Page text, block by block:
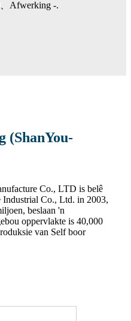
Afwerking -.
(ShanYou-
Co., LTD is belê
Industrial Co., Ltd. in 2003,
beslaan 'n
oppervlakte is 40,000
van Self boor